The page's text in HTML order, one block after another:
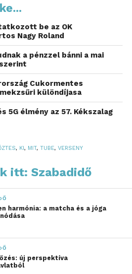
biztosít a Made
az Index közös
ajánlott fel a Poal
a döntőre egy-egy új
a szakmai zsűri
értékelését követően a nézők
állt össze a verseny végső
között T. Danny,
Dea, Cinthya Dictator és Eke
Közülük választotta ki az
zsűri a döntőbe jutó
be az OK
Nagy Roland
a pénzzel bánni a mai
Cukormentes
különdíjasa
5G élmény az 57. Kékszalag
, KI, MIT, TUBE, VERSENY
itt: Szabadidő
harmónia: a matcha és a jóga
új perspektíva